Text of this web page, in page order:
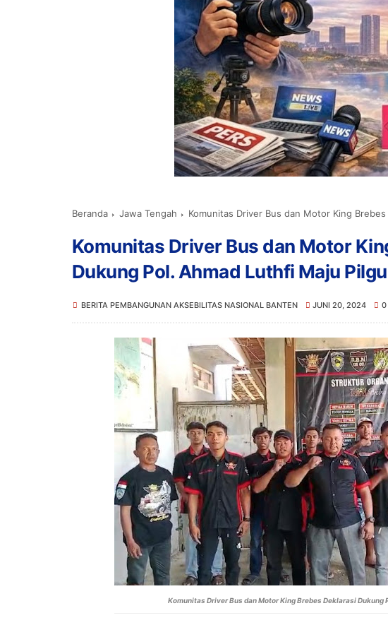
Beranda Jawa Tengah Komunitas Driver Bus dan Motor King Brebes
Komunitas Driver Bus dan Motor
Dukung Pol. Ahmad Luthfi Maju
BERITA PEMBANGUNAN AKSEBILITAS NASIONAL BANTEN JUNI 20, 2024 0
Komunitas Driver Bus dan Motor King Brebes Deklarasi Dukung